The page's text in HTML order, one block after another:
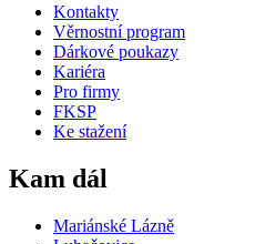
Kontakty
Věrnostní program
Dárkové poukazy
Kariéra
Pro firmy
FKSP
Ke stažení
Kam dál
Mariánské Lázně